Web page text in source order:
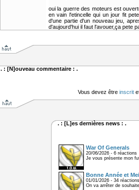
oui la guerre des moteurs est
en vain l'etincelle qui un jour fit
d'une partie d'un nouveau jeu,
d'aujourd'hui il faut l'avouer,ça pete
. : [N]ouveau commentaire : .
Vous devez être inscrit
. : [L]es dernières news : .
War Of Generals
20/06/2026 - 6 réactions
Je vous présente mon
Bonne Année et
01/01/2026 - 34 réactions
On va arrêter de